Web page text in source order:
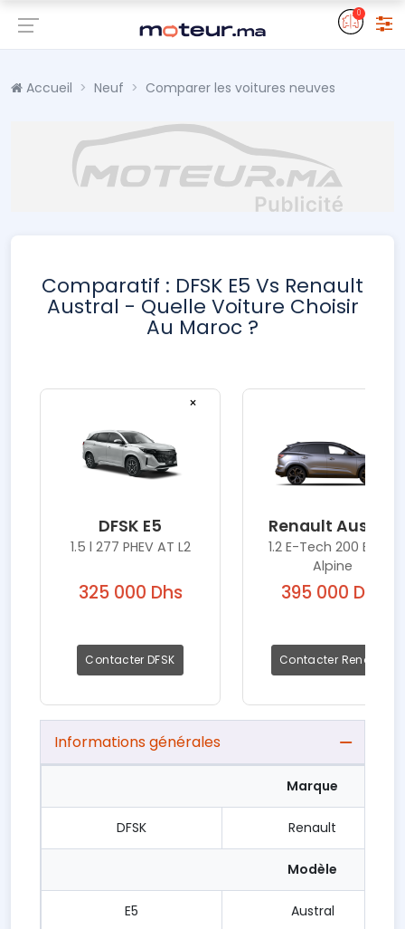
0
Accueil Neuf Comparer les voitures neuves
Comparatif : DFSK E5 Vs Renault
Austral - Quelle Voiture Choisir
Au Maroc ?
×
DFSK E5
1.5 l 277 PHEV AT L2
325 000 Dhs
Contacter DFSK
Renault Austral
1.2 E-Tech 200 Esprit
Alpine
395 000 Dhs
Contacter Renault
Informations générales
Marque
DFSK Renault
Modèle
E5 Austral